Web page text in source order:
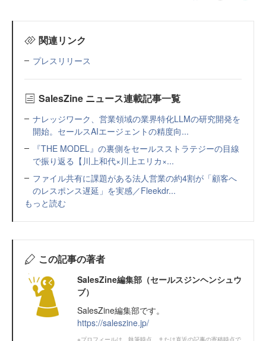
関連リンク
プレスリリース
SalesZine ニュース連載記事一覧
ナレッジワーク、営業領域の業界特化LLMの研究開発を
開始。セールスAIエージェントの精度向...
『THE MODEL』の裏側をセールスストラテジーの目線
で振り返る【川上和代×川上エリカ×...
ファイル共有に課題がある法人営業の約4割が「顧客へ
のレスポンス遅延」を実感／Fleekdr...
もっと読む
この記事の著者
SalesZine編集部（セールスジンヘンシュウ
ブ）
SalesZine編集部です。
https://saleszine.jp/
※プロフィールは、執筆時点、または直近の記事の寄稿時点で